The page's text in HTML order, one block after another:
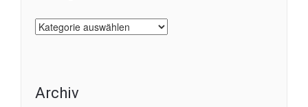
Kategorien
Archiv